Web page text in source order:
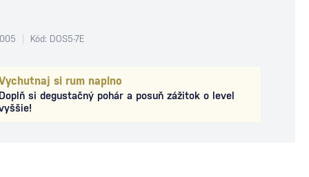
si rum naplno
Doplň si degustačný pohár a posuň zážitok o level
Kód: DOS5-7E